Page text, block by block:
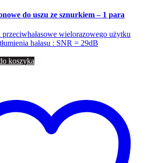
do uszu ze sznurkiem – 1 para
przeciwhałasowe wielorazowego użytku
hałasu : SNR = 29dB
koszyka